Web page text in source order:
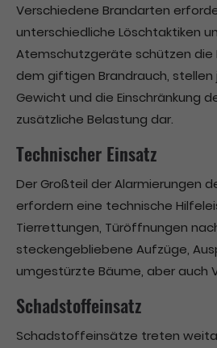
Verschiedene Brandarten
unterschiedliche Löschtaktiken
Atemschutzgeräte schützen die
dem giftigen Brandrauch,
Gewicht und die Einschränkung
zusätzliche Belastung dar.
Technischer Einsatz
Der Großteil der Alarmierungen
erfordern eine technische
Tierrettungen, Türöffnungen
steckengebliebene Aufzüge,
umgestürzte Bäume, aber auch
Schadstoffeinsatz
Schadstoffeinsätze treten